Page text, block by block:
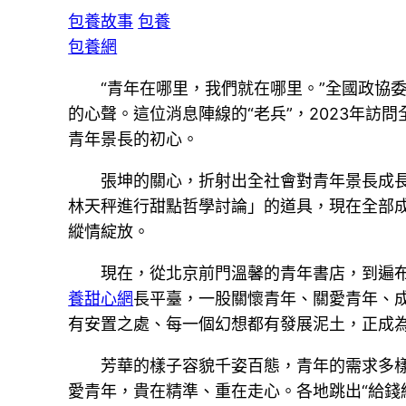
包養故事 包養
包養網
“青年在哪里，我們就在哪里。”全國政協
的心聲。這位消息陣線的“老兵”，2023年訪
青年景長的初心。
張坤的關心，折射出全社會對青年景長成
林天秤進行甜點哲學討論」的道具，現在全部
縱情綻放。
現在，從北京前門溫馨的青年書店，到遍
養甜心網長平臺，一股關懷青年、關愛青年、
有安置之處、每一個幻想都有發展泥土，正成
芳華的樣子容貌千姿百態，青年的需求多
愛青年，貴在精準、重在走心。各地跳出“給